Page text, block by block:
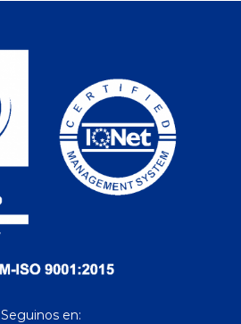
Seguinos en: